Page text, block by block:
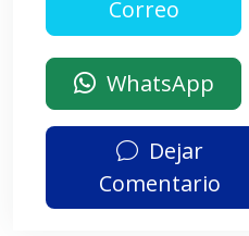
WhatsApp
Dejar
Comentario